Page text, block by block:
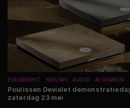
EVENEMENT NIEUWS AUDIO ALGEMEEN
Poulissen Devialet
zaterdag 23 mei